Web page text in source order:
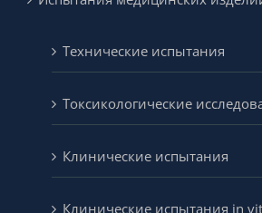
Токсикологические
Клинические испытания
Клинические испытания in
Испытания в целях